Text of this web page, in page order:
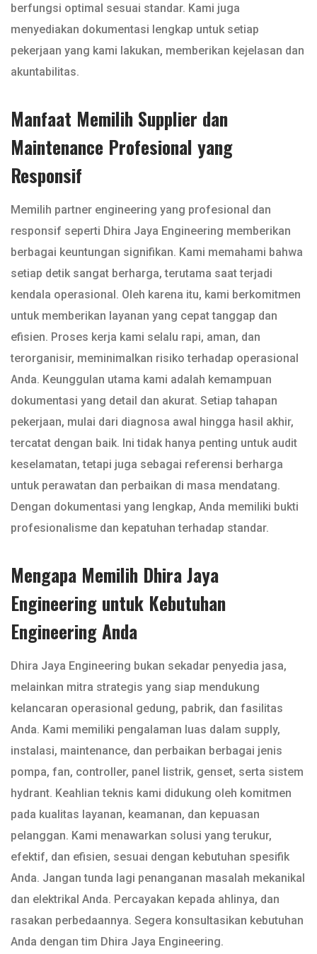
berfungsi optimal sesuai standar. Kami juga
menyediakan dokumentasi lengkap untuk setiap
pekerjaan yang kami lakukan, memberikan kejelasan dan
akuntabilitas.
Manfaat Memilih Supplier dan
Maintenance Profesional yang
Responsif
Memilih partner engineering yang profesional dan
responsif seperti Dhira Jaya Engineering memberikan
berbagai keuntungan signifikan. Kami memahami bahwa
setiap detik sangat berharga, terutama saat terjadi
kendala operasional. Oleh karena itu, kami berkomitmen
untuk memberikan layanan yang cepat tanggap dan
efisien. Proses kerja kami selalu rapi, aman, dan
terorganisir, meminimalkan risiko terhadap operasional
Anda. Keunggulan utama kami adalah kemampuan
dokumentasi yang detail dan akurat. Setiap tahapan
pekerjaan, mulai dari diagnosa awal hingga hasil akhir,
tercatat dengan baik. Ini tidak hanya penting untuk audit
keselamatan, tetapi juga sebagai referensi berharga
untuk perawatan dan perbaikan di masa mendatang.
Dengan dokumentasi yang lengkap, Anda memiliki bukti
profesionalisme dan kepatuhan terhadap standar.
Mengapa Memilih Dhira Jaya
Engineering untuk Kebutuhan
Engineering Anda
Dhira Jaya Engineering bukan sekadar penyedia jasa,
melainkan mitra strategis yang siap mendukung
kelancaran operasional gedung, pabrik, dan fasilitas
Anda. Kami memiliki pengalaman luas dalam supply,
instalasi, maintenance, dan perbaikan berbagai jenis
pompa, fan, controller, panel listrik, genset, serta sistem
hydrant. Keahlian teknis kami didukung oleh komitmen
pada kualitas layanan, keamanan, dan kepuasan
pelanggan. Kami menawarkan solusi yang terukur,
efektif, dan efisien, sesuai dengan kebutuhan spesifik
Anda. Jangan tunda lagi penanganan masalah mekanikal
dan elektrikal Anda. Percayakan kepada ahlinya, dan
rasakan perbedaannya. Segera konsultasikan kebutuhan
Anda dengan tim Dhira Jaya Engineering.